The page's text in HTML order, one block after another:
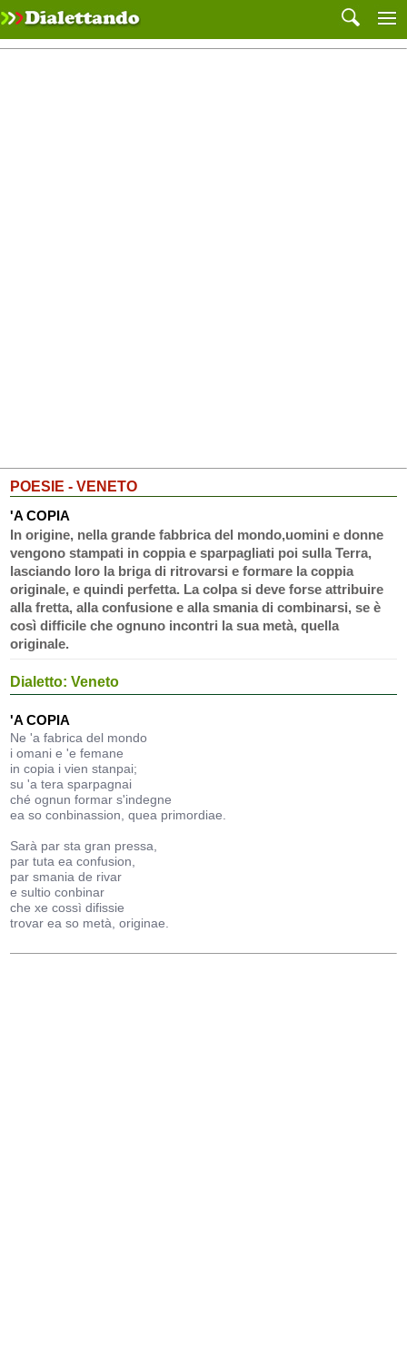
POESIE - VENETO
'A COPIA
In origine, nella grande fabbrica del mondo,uomini e donne
vengono stampati in coppia e sparpagliati poi sulla Terra,
lasciando loro la briga di ritrovarsi e formare la coppia
originale, e quindi perfetta. La colpa si deve forse attribuire
alla fretta, alla confusione e alla smania di combinarsi, se è
così difficile che ognuno incontri la sua metà, quella
originale.
Dialetto: Veneto
'A COPIA
Ne 'a fabrica del mondo
i omani e 'e femane
in copia i vien stanpai;
su 'a tera sparpagnai
ché ognun formar s'indegne
ea so conbinassion, quea primordiae.
Sarà par sta gran pressa,
par tuta ea confusion,
par smania de rivar
e sultio conbinar
che xe cossì difissie
trovar ea so metà, originae.